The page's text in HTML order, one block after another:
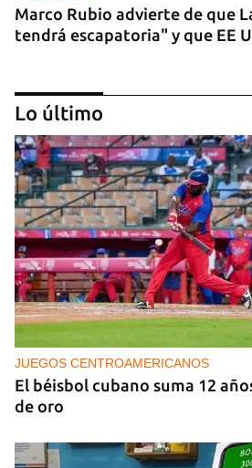
Marco Rubio advierte de que
tendrá escapatoria" y que EE
PODCAST
Cafecito informativo del
2026
Lo último
JUEGOS CENTROAMERICANOS
El béisbol cubano suma 12
de oro